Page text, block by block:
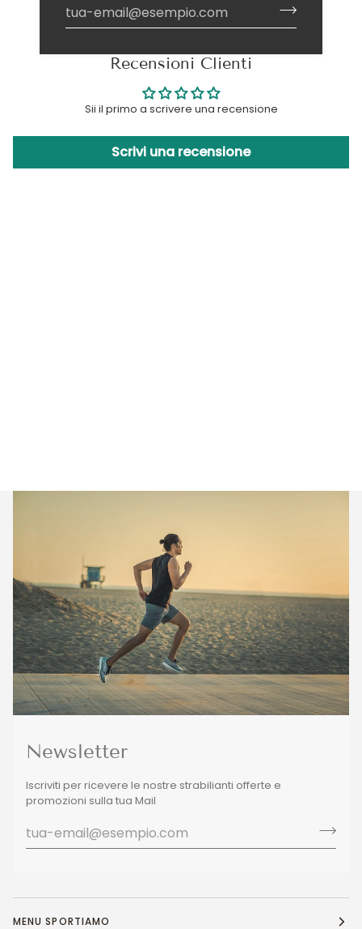
Recensioni Clienti
Sii il primo a scrivere una recensione
Scrivi una recensione
Newsletter
Iscriviti per ricevere le nostre strabilianti offerte e
promozioni sulla tua Mail
MENU SPORTIAMO